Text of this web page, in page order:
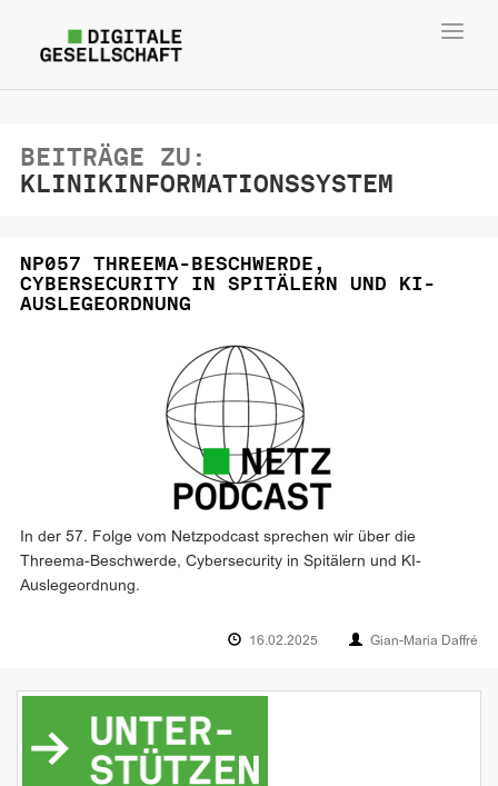
BEITRÄGE ZU:
KLINIKINFORMATIONSSYSTEM
NP057 THREEMA-BESCHWERDE,
CYBERSECURITY IN SPITÄLERN UND KI-
AUSLEGEORDNUNG
In der 57. Folge vom Netzpodcast sprechen wir über die
Threema-Beschwerde, Cybersecurity in Spitälern und KI-
Auslegeordnung.
16.02.2025 Gian-Maria Daffré